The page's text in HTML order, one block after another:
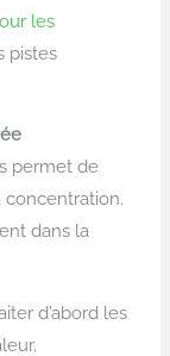
les
pistes
permet de
concentration.
dans la
d’abord les